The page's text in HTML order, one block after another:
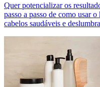
Quer potencializar os
passo a passo de como usar
cabelos saudáveis e